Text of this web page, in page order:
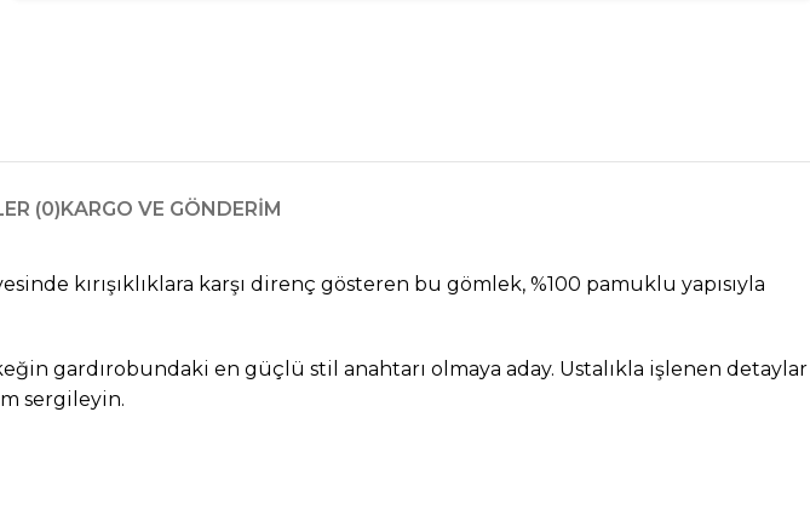
(0)KARGO VE GÖNDERIM
kırışıklıklara karşı direnç gösteren bu gömlek, %100 pamuklu yapısıyla
gardırobundaki en güçlü stil anahtarı olmaya aday. Ustalıkla işlenen detaylar
sergileyin.